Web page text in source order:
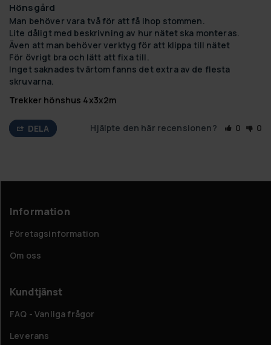
Hönsgård
Man behöver vara två för att få ihop stommen.
Lite dåligt med beskrivning av hur nätet ska monteras.
Även att man behöver verktyg för att klippa till nätet
För övrigt bra och lätt att fixa till.
Inget saknades tvärtom fanns det extra av de flesta
skruvarna.
Trekker hönshus 4x3x2m
DELA Hjälpte den här recensionen? 0 0
Information
Företagsinformation
Om oss
Kundtjänst
FAQ - Vanliga frågor
Leverans